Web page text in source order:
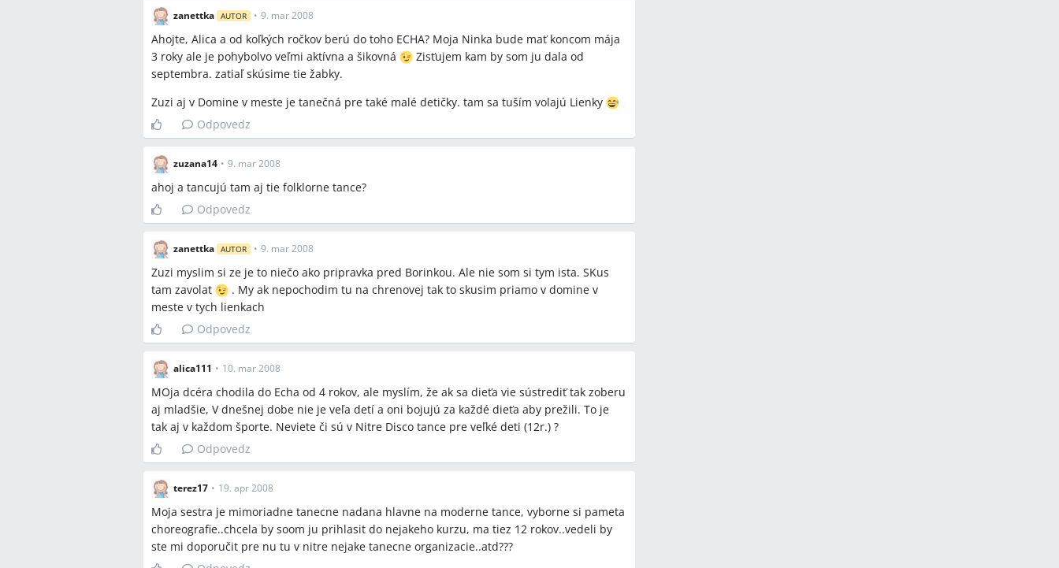
Miesta a osoby
Nitra, Chrenová, Čajkovského 20, OC Lipa, Jakubíková Magdaléna, Bábkové divadlo, SR,
ČR, PL
zanettka AUTOR • 9. mar 2008
Ahojte, Alica a od koľkých ročkov berú do toho ECHA? Moja Ninka bude mať koncom mája
3 roky ale je pohybolvo veľmi aktívna a šikovná
Zisťujem kam by som ju dala od
septembra. zatiaľ skúsime tie žabky.
Zuzi aj v Domine v meste je tanečná pre také malé detičky. tam sa tuším volajú Lienky
Odpovedz
zuzana14 • 9. mar 2008
ahoj a tancujú tam aj tie folklorne tance?
Odpovedz
zanettka AUTOR • 9. mar 2008
Zuzi myslim si ze je to niečo ako pripravka pred Borinkou. Ale nie som si tym ista. SKus
tam zavolat
. My ak nepochodim tu na chrenovej tak to skusim priamo v domine v
meste v tych lienkach
Odpovedz
alica111 • 10. mar 2008
MOja dcéra chodila do Echa od 4 rokov, ale myslím, že ak sa dieťa vie sústrediť tak zoberu
aj mladšie, V dnešnej dobe nie je veľa detí a oni bojujú za každé dieťa aby prežili. To je
tak aj v každom športe. Neviete či sú v Nitre Disco tance pre veľké deti (12r.) ?
Odpovedz
terez17 • 19. apr 2008
Moja sestra je mimoriadne tanecne nadana hlavne na moderne tance, vyborne si pameta
choreografie..chcela by soom ju prihlasit do nejakeho kurzu, ma tiez 12 rokov..vedeli by
ste mi doporučit pre nu tu v nitre nejake tanecne organizacie..atd???